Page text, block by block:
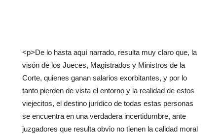
<p>De lo hasta aquí narrado, resulta muy claro que, la
visón de los Jueces, Magistrados y Ministros de la
Corte, quienes ganan salarios exorbitantes, y por lo
tanto pierden de vista el entorno y la realidad de estos
viejecitos, el destino jurídico de todas estas personas
se encuentra en una verdadera incertidumbre, ante
juzgadores que resulta obvio no tienen la calidad moral